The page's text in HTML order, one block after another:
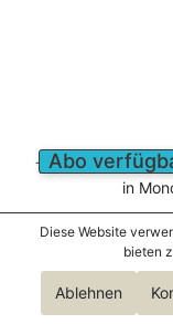
Abo
Trockenfutter für
in
Diese Website
bieten
Ablehnen